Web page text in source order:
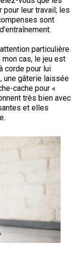
leur travail; les
sont
particulière
cas, le jeu est
corde pour lui
une gâterie laissée
cache pour «
très bien avec
et elles